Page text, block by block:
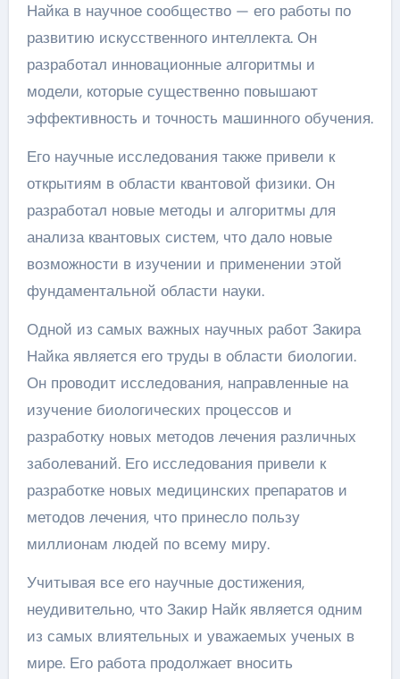
Найка в научное сообщество — его работы по
развитию искусственного интеллекта. Он
разработал инновационные алгоритмы и
модели, которые существенно повышают
эффективность и точность машинного обучения.
Его научные исследования также привели к
открытиям в области квантовой физики. Он
разработал новые методы и алгоритмы для
анализа квантовых систем, что дало новые
возможности в изучении и применении этой
фундаментальной области науки.
Одной из самых важных научных работ Закира
Найка является его труды в области биологии.
Он проводит исследования, направленные на
изучение биологических процессов и
разработку новых методов лечения различных
заболеваний. Его исследования привели к
разработке новых медицинских препаратов и
методов лечения, что принесло пользу
миллионам людей по всему миру.
Учитывая все его научные достижения,
неудивительно, что Закир Найк является одним
из самых влиятельных и уважаемых ученых в
мире. Его работа продолжает вносить